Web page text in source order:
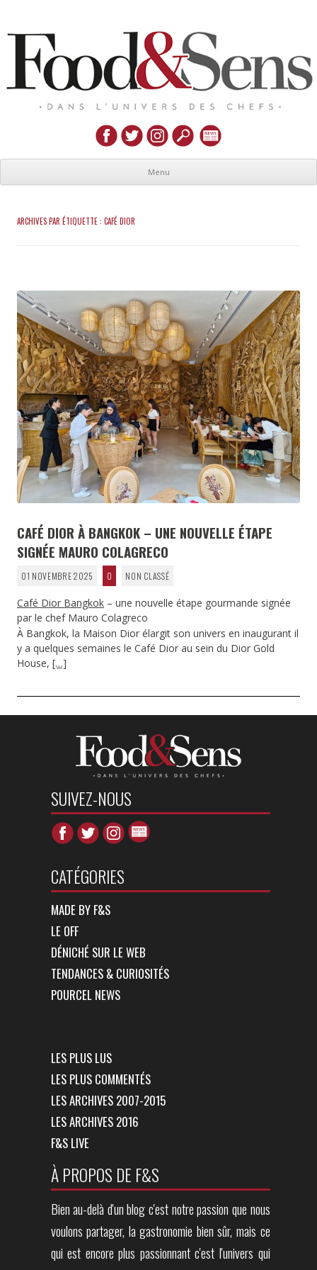
Menu
ARCHIVES PAR ÉTIQUETTE : CAFÉ DIOR
CAFÉ DIOR À BANGKOK – UNE NOUVELLE ÉTAPE
SIGNÉE MAURO COLAGRECO
01 NOVEMBRE 2025 0 NON CLASSÉ
Café Dior Bangkok – une nouvelle étape gourmande signée
par le chef Mauro Colagreco
À Bangkok, la Maison Dior élargit son univers en inaugurant il
y a quelques semaines le Café Dior au sein du Dior Gold
House, […]
SUIVEZ-NOUS
CATÉGORIES
MADE BY F&S
LE OFF
DÉNICHÉ SUR LE WEB
TENDANCES & CURIOSITÉS
POURCEL NEWS
LES PLUS LUS
LES PLUS COMMENTÉS
LES ARCHIVES 2007-2015
LES ARCHIVES 2016
F&S LIVE
À PROPOS DE F&S
Bien au-delà d'un blog c'est notre passion que nous
voulons partager, la gastronomie bien sûr, mais ce
qui est encore plus passionnant c'est l'univers qui